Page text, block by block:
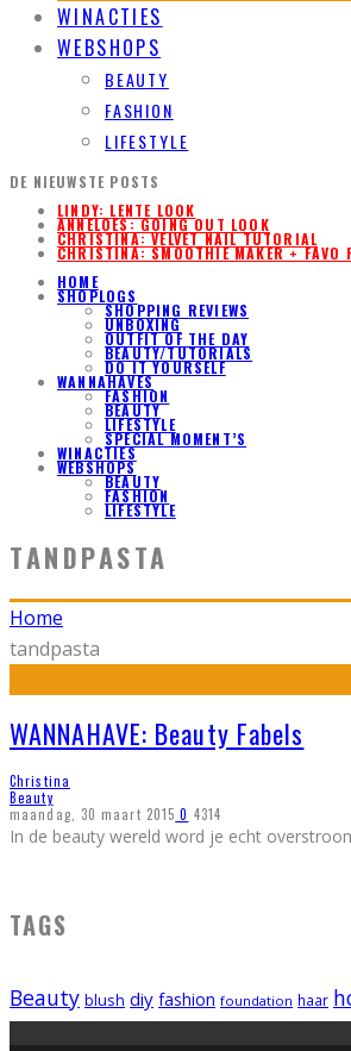
WINACTIES
WEBSHOPS
BEAUTY
FASHION
LIFESTYLE
DE NIEUWSTE POSTS
LINDY: LENTE LOOK
ANNELOES: GOING OUT LOOK
CHRISTINA: VELVET NAIL TUTORIAL
CHRISTINA: SMOOTHIE MAKER + FAVO
HOME
SHOPLOGS
SHOPPING REVIEWS
UNBOXING
OUTFIT OF THE DAY
BEAUTY/TUTORIALS
DO IT YOURSELF
WANNAHAVES
FASHION
BEAUTY
LIFESTYLE
SPECIAL MOMENT’S
WINACTIES
WEBSHOPS
BEAUTY
FASHION
LIFESTYLE
TANDPASTA
Home
tandpasta
WANNAHAVE: Beauty Fabels
Christina
Beauty
maandag, 30 maart 2015 0 4314
In de beauty wereld word je echt
TAGS
Beauty blush diy fashion foundation haar